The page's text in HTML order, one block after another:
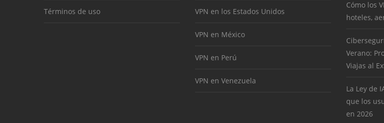
Términos de uso VPN en los Estados Unidos
VPN en México
VPN en Perú
VPN en Venezuela
Cómo los
hoteles,
Verano:
Viajas al
La Ley de
que los
en 2026